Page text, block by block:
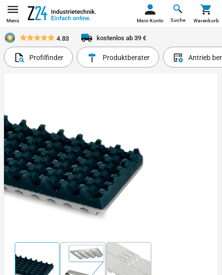
Menü Suche
Mein Konto Warenkorb
4.83 kostenlos ab 39 €
Profilfinder Produktberater Antrieb